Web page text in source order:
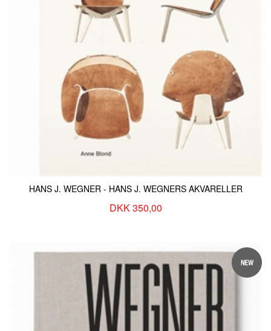
HANS J. WEGNER - HANS J. WEGNERS AKVARELLER
DKK 350,00